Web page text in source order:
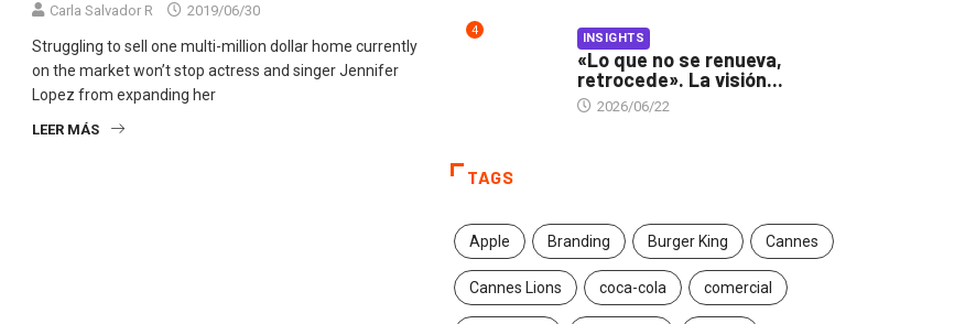
Carla Salvador R 2019/06/30
Struggling to sell one multi-million dollar home currently
on the market won’t stop actress and singer Jennifer
Lopez from expanding her
LEER MÁS
4 INSIGHTS
«Lo que no se renueva,
retrocede». La visión...
2026/06/22
TAGS
Apple Branding Burger King Cannes
Cannes Lions coca-cola comercial